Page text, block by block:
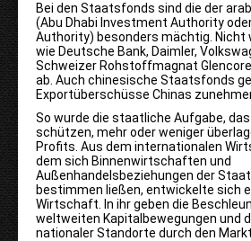
Bei den Staatsfonds sind die der
(Abu Dhabi Investment Authority
Authority) besonders mächtig. Nicht
wie Deutsche Bank, Daimler,
Schweizer Rohstoffmagnat
ab. Auch chinesische Staatsfonds
Exportüberschüsse Chinas
So wurde die staatliche Aufgabe,
schützen, mehr oder weniger
Profits. Aus dem internationalen
dem sich Binnenwirtschaften und
Außenhandelsbeziehungen der
bestimmen ließen, entwickelte sich
Wirtschaft. In ihr geben die
weltweiten Kapitalbewegungen und
nationaler Standorte durch den Markt